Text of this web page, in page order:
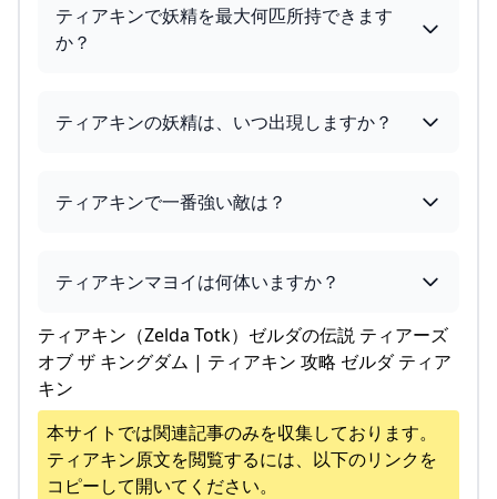
ティアキンで妖精を最大何匹所持できます
か？
ティアキンの妖精は、いつ出現しますか？
ティアキンで一番強い敵は？
ティアキンマヨイは何体いますか？
ティアキン（Zelda Totk）ゼルダの伝説 ティアーズ
オブ ザ キングダム | ティアキン 攻略 ゼルダ ティア
キン
本サイトでは関連記事のみを収集しております。
ティアキン原文を閲覧するには、以下のリンクを
コピーして開いてください。